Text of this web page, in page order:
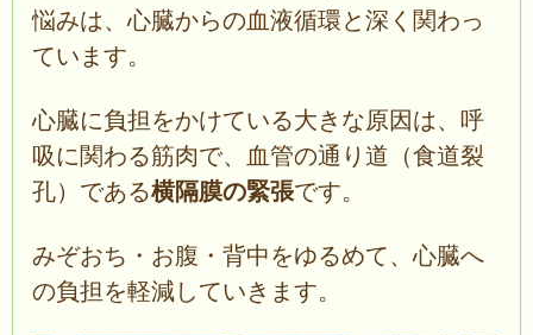
悩みは、心臓からの血液循環と深く関わっ
ています。
心臓に負担をかけている大きな原因は、呼
吸に関わる筋肉で、血管の通り道（食道裂
孔）である横隔膜の緊張です。
みぞおち・お腹・背中をゆるめて、心臓へ
の負担を軽減していきます。